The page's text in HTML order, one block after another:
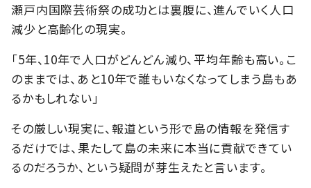
瀬戸内国際芸術祭の成功とは裏腹に、進んでいく人口
減少と高齢化の現実。
「5年、10年で人口がどんどん減り、平均年齢も高い。こ
のままでは、あと10年で誰もいなくなってしまう島もあ
るかもしれない」
その厳しい現実に、報道という形で島の情報を発信す
るだけでは、果たして島の未来に本当に貢献できてい
るのだろうか、という疑問が芽生えたと言います。